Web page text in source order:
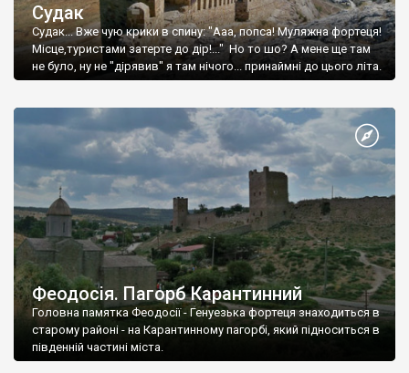
Судак
Судак... Вже чую крики в спину: "Ааа, попса! Муляжна фортеця!
Місце,туристами затерте до дір!..." Но то шо? А мене ще там
не було, ну не "дірявив" я там нічого... принаймні до цього літа.
Феодосія. Пагорб Карантинний
Головна памятка Феодосії - Генуезька фортеця знаходиться в
старому районі - на Карантинному пагорбі, який підноситься в
південній частині міста.